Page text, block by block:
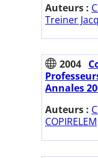
Auteurs :
Treiner
2004
Annales
Auteurs :
COPIRELEM